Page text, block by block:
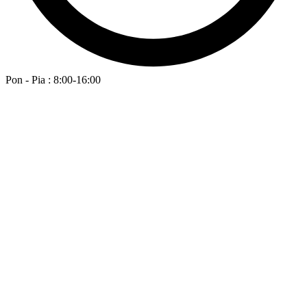
Pon - Pia : 8:00-16:00